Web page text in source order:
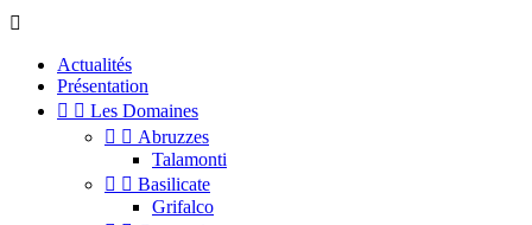

Actualités
Présentation
  Les Domaines
  Abruzzes
Talamonti
  Basilicate
Grifalco